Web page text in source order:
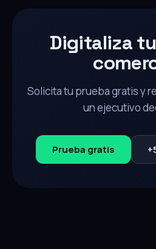
Digitaliza
Solicita tu prueba gratis y
un ejecutivo
Prueba gratis